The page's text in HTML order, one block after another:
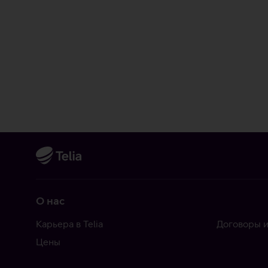
О нас
Карьера в Telia
Цены
Договоры